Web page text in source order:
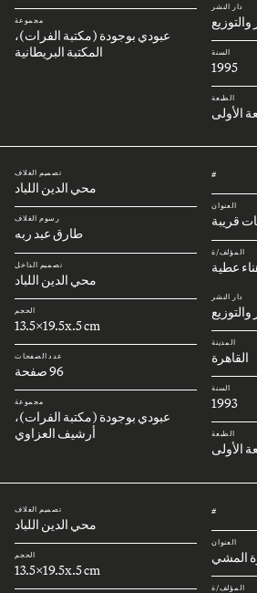
دار النشر
السنة
1995
الطبعة
الأولى
مجموعة
عبودي بوجودة (مكتبة الفرات)،
المكتبة البريطانية
#
العنوان
قريبة
المؤلف/ة
عطية
دار النشر
المدينة
القاهرة
السنة
1993
الطبعة
الأولى
تصميم الغلاف
محي الدين اللباد
رسوم الغلاف
طارق عبد ربه
تصميم الداخل
محي الدين اللباد
الحجم
13.5x19.5x.5 cm
عدد الصفحات
96 صفحة
مجموعة
عبودي بوجودة (مكتبة الفرات)،
أرشيف العزاوي
#
العنوان
المشي
المؤلف/ة
تصميم الغلاف
محي الدين اللباد
الحجم
13.5x19.5x.5 cm